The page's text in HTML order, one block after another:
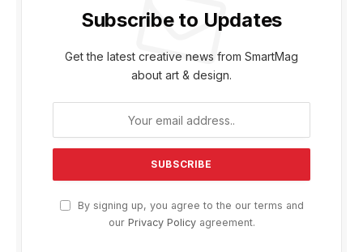
Subscribe to Updates
Get the latest creative news from SmartMag
about art & design.
By signing up, you agree to the our terms and
our Privacy Policyagreement.